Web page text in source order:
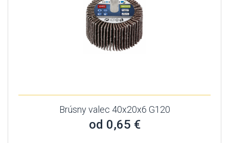
Brúsny valec 40x20x6 G120
od 0,65 €